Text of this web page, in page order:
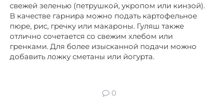
свежей зеленью (петрушкой, укропом или кинзой).
В качестве гарнира можно подать картофельное
пюре, рис, гречку или макароны. Гуляш также
отлично сочетается со свежим хлебом или
гренками. Для более изысканной подачи можно
добавить ложку сметаны или йогурта.
0